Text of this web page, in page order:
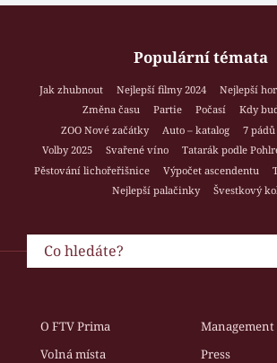
Populární témata
Jak zhubnout Nejlepší filmy 2024 Nejlepší
Změna času
Partie Počasí
Kdy
ZOO Nové začátky
Auto – katalog
7
Volby 2025
Svařené víno Tatarák podle
Pěstování lichořeřišnice
Výpočet ascendentu
Nejlepší palačinky
Švestkový
O FTV Prima
Management
Volná místa
Press